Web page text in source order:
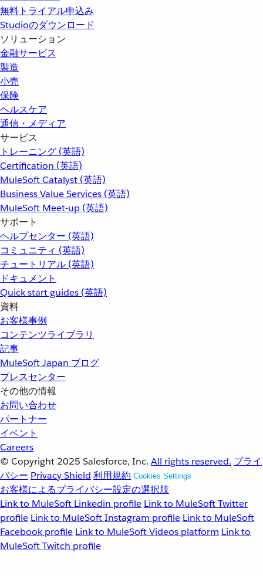
無料トライアル申込み
Studioのダウンロード
ソリューション
金融サービス
製造
小売
保険
ヘルスケア
通信・メディア
サービス
トレーニング (英語)
Certification (英語)
MuleSoft Catalyst (英語)
Business Value Services (英語)
MuleSoft Meet-up (英語)
サポート
ヘルプセンター (英語)
コミュニティ (英語)
チュートリアル (英語)
ドキュメント
Quick start guides (英語)
資料
お客様事例
コンテンツライブラリ
記事
MuleSoft Japan ブログ
プレスセンター
その他の情報
お問い合わせ
パートナー
イベント
Careers
© Copyright 2025 Salesforce, Inc. All rights reserved. プライ
バシー Privacy Shield 利用規約 Cookies Settings
お客様によるプライバシー設定の選択肢
Link to MuleSoft Linkedin profile Link to MuleSoft Twitter
profile Link to MuleSoft Instagram profile Link to MuleSoft
Facebook profile Link to MuleSoft Videos platform Link to
MuleSoft Twitch profile